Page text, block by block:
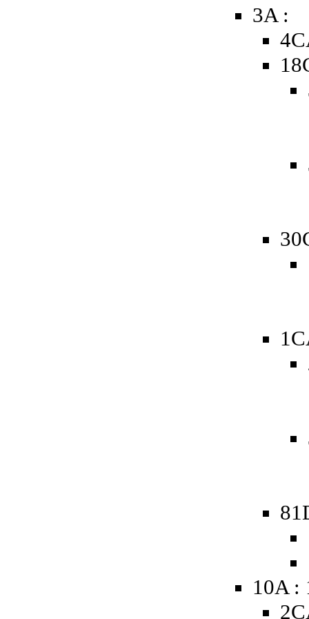
3A :
10A :